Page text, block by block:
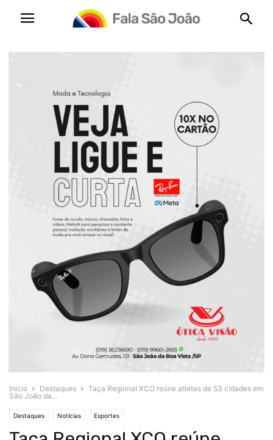
Início Destaques
Taça Regional XCO reúne atletas de 53 cidades em
São João da...
Destaques Notícias Esportes